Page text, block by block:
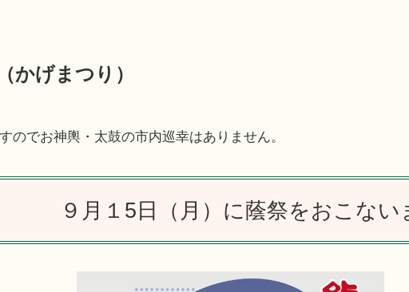
げまつり）
のでお神輿・太鼓の市内巡幸はありません。
９月１5日（月）に蔭祭をおこない